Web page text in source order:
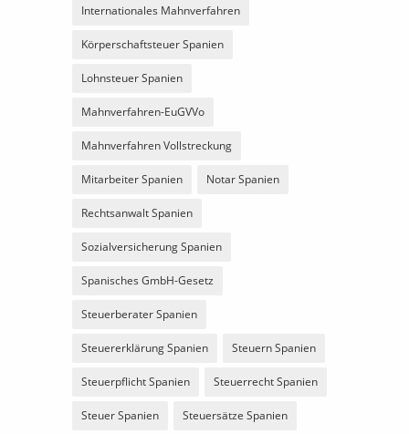
Internationales Mahnverfahren
Körperschaftsteuer Spanien
Lohnsteuer Spanien
Mahnverfahren-EuGVVo
Mahnverfahren Vollstreckung
Mitarbeiter Spanien Notar Spanien
Rechtsanwalt Spanien
Sozialversicherung Spanien
Spanisches GmbH-Gesetz
Steuerberater Spanien
Steuererklärung Spanien Steuern Spanien
Steuerpflicht Spanien Steuerrecht Spanien
Steuer Spanien Steuersätze Spanien